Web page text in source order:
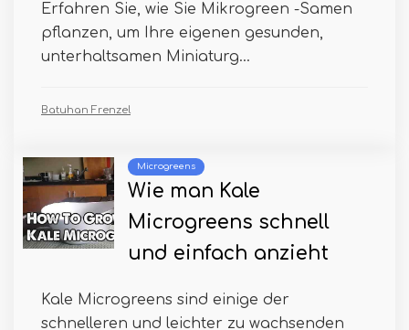
Erfahren Sie, wie Sie Mikrogreen -Samen
pflanzen, um Ihre eigenen gesunden,
unterhaltsamen Miniaturg...
Batuhan Frenzel
Microgreens
Wie man Kale
Microgreens schnell
und einfach anzieht
Kale Microgreens sind einige der
schnelleren und leichter zu wachsenden